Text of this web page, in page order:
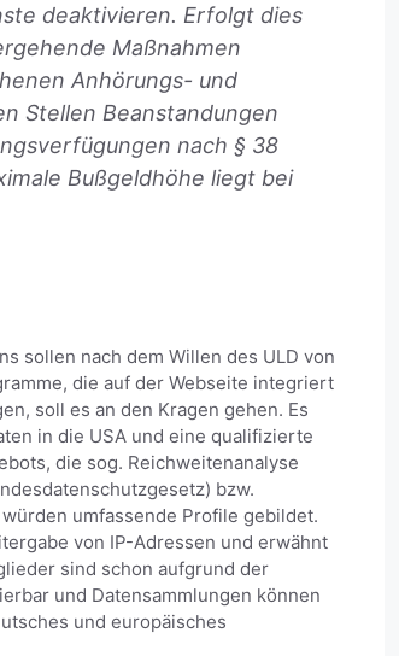
deaktivieren. Erfolgt dies
Maßnahmen
Anhörungs- und
Stellen Beanstandungen
nach § 38
Bußgeldhöhe liegt bei
sollen nach dem Willen des ULD von
die auf der Webseite integriert
soll es an den Kragen gehen. Es
in die USA und eine qualifizierte
die sog. Reichweitenanalyse
bzw.
umfassende Profile gebildet.
von IP-Adressen und erwähnt
sind schon aufgrund der
und Datensammlungen können
und europäisches